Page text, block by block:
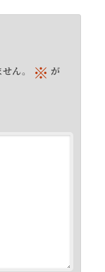
ん。 ※ が